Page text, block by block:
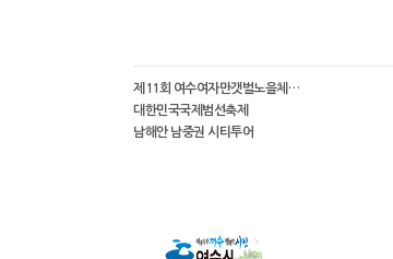
제11회 여수여자만갯벌노을체…
대한민국국제범선축제
남해안 남중권 시티투어